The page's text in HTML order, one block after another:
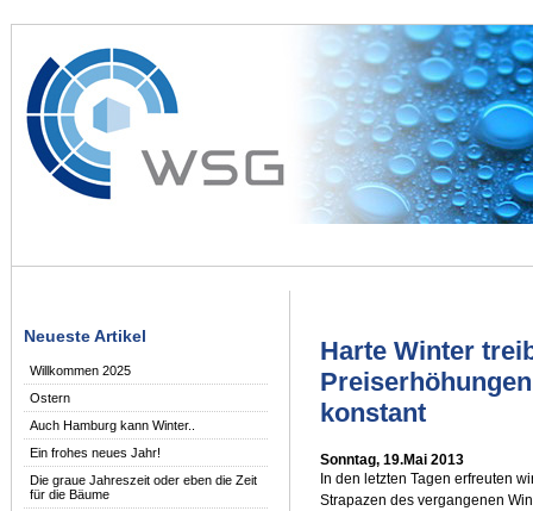
Neueste Artikel
Willkommen 2025
Ostern
Auch Hamburg kann Winter..
Ein frohes neues Jahr!
Die graue Jahreszeit oder eben die Zeit
für die Bäume
Harte Winter
konstant
Sonntag, 19.Mai 2013
In den letzten Tagen erfreuten
Strapazen des vergangenen